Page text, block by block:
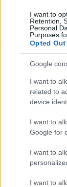
I want to
Retention,
Personal
Purposes
Opted Out
Google
I want to
related to
device
I want to
Google for
I want to
I want to
Boom del
Andrea Conforti · 6
NERD NEWS